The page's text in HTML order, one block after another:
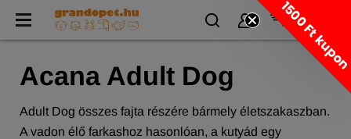
Acana Adult Dog
Adult Dog összes fajta részére bármely életszakaszban.
A vadon élő farkashoz hasonlóan, a kutyád egy
1500 Ft